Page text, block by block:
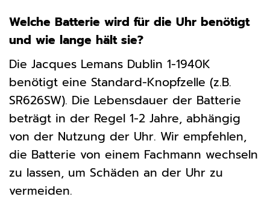
Welche Batterie wird für die Uhr benötigt
und wie lange hält sie?
Die Jacques Lemans Dublin 1-1940K
benötigt eine Standard-Knopfzelle (z.B.
SR626SW). Die Lebensdauer der Batterie
beträgt in der Regel 1-2 Jahre, abhängig
von der Nutzung der Uhr. Wir empfehlen,
die Batterie von einem Fachmann wechseln
zu lassen, um Schäden an der Uhr zu
vermeiden.